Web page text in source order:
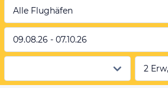
Alle Flughäfen
09.08.26 - 07.10.26
2